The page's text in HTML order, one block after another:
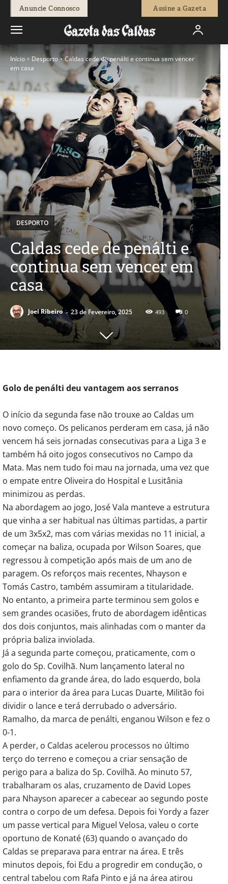
Anuncie Connosco Assine a Gazeta
Início Desporto
Caldas cede de penálti e continua sem vencer
em casa
DESPORTO
Caldas cede de penálti e
continua sem vencer em
casa
Joel Ribeiro - 23 de Fevereiro, 2025 493 0
Golo de penálti deu vantagem aos serranos
O início da segunda fase não trouxe ao Caldas um
novo começo. Os pelicanos perderam em casa, já não
vencem há seis jornadas consecutivas para a Liga 3 e
também há oito jogos consecutivos no Campo da
Mata. Mas nem tudo foi mau na jornada, uma vez que
o empate entre Oliveira do Hospital e Lusitânia
minimizou as perdas.
Na abordagem ao jogo, José Vala manteve a estrutura
que vinha a ser habitual nas últimas partidas, a partir
de um 3x5x2, mas com várias mexidas no 11 inicial, a
começar na baliza, ocupada por Wilson Soares, que
regressou à competição após mais de um ano de
paragem. Os reforços mais recentes, Nhayson e
Tomás Castro, também assumiram a titularidade.
No entanto, a primeira parte terminou sem golos e
sem grandes ocasiões, fruto de abordagem idênticas
dos dois conjuntos, mais alinhadas com o manter da
própria baliza inviolada.
Já a segunda parte começou, praticamente, com o
golo do Sp. Covilhã. Num lançamento lateral no
enfiamento da grande área, do lado esquerdo, bola
para o interior da área para Lucas Duarte, Militão foi
dividir o lance e terá derrubado o adversário.
Ramalho, da marca de penálti, enganou Wilson e fez o
0-1.
A perder, o Caldas acelerou processos no último
terço do terreno e começou a criar sensação de
perigo para a baliza do Sp. Covilhã. Ao minuto 57,
trabalharam os alas, cruzamento de David Lopes
para Nhayson aparecer a cabecear ao segundo poste
contra o corpo de um defesa. Depois foi Yordy a fazer
um passe vertical para Miguel Velosa, valeu o corte
oportuno de Konaté (63) quando o avançado do
Caldas se preparava para entrar na área. E três
minutos depois, foi Edu a progredir em condução, o
central tabelou com Rafa Pinto e já na área atirou